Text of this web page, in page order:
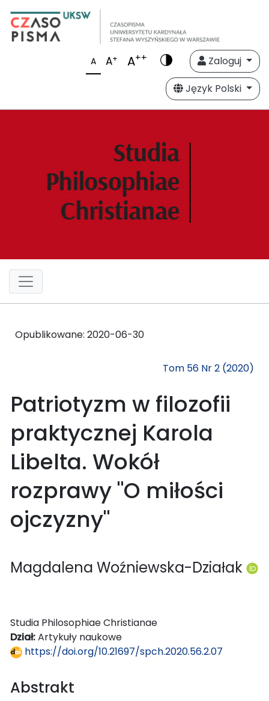
A A+ A++
Zaloguj
Język Polski
Opublikowane: 2020-06-30
Tom 56 Nr 2 (2020)
Patriotyzm w filozofii
praktycznej Karola
Libelta. Wokół
rozprawy "O miłości
ojczyzny"
Magdalena Woźniewska-Działak
Studia Philosophiae Christianae
Dział:Artykuły naukowe
https://doi.org/10.21697/spch.2020.56.2.07
Abstrakt